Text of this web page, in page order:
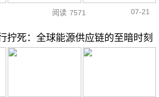
阅读 7571 07-21
拧死：全球能源供应链的至暗时刻